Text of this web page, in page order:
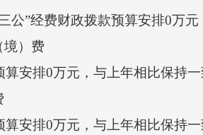
”经费财政拨款预算安排0万元
）费
排0万元，与上年相比保持一
排0万元，与上年相比保持一